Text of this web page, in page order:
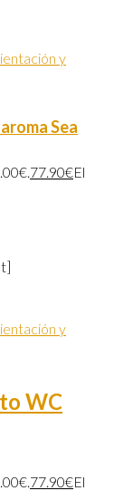
y
Sea
77.90€El
y
WC
77.90€El